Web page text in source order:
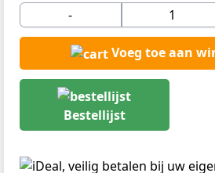
-
Voeg toe aan
Bestellijst